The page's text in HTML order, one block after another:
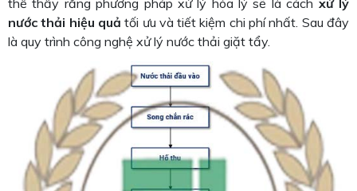
thể thấy rằng phương pháp xử lý hóa lý sẽ là cách xử lý
nước thải hiệu quả tối ưu và tiết kiệm chi phí nhất. Sau đây
là quy trình công nghệ xử lý nước thải giặt tẩy.